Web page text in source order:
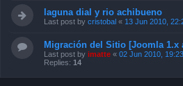
laguna dial y rio achibueno
Last post by cristobal « 13 Jun 2010,
Migración del Sitio [Joomla 1.x
Last post by imatte « 02 Jun 2010, 19:23
Replies: 14